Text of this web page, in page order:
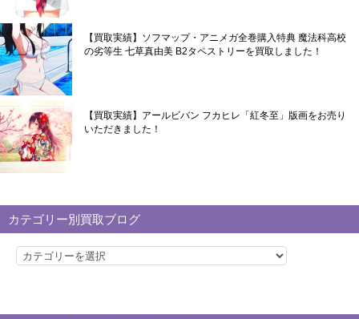
【買取実績】ソフマップ・アニメガ全巻購入特典 魔法科高校
の劣等生 七草真由美 B2タペストリーを買取しました！
【買取実績】アールビバン フカヒレ「紅冬至」版画をお売り
いただきました！
カテゴリー別買取ブログ
カ
リ